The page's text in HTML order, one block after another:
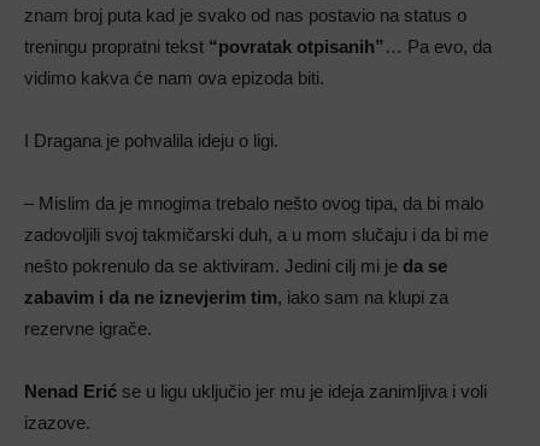
znam broj puta kad je svako od nas postavio na status o
treningu propratni tekst “povratak otpisanih”… Pa evo, da
vidimo kakva će nam ova epizoda biti.
I Dragana je pohvalila ideju o ligi.
– Mislim da je mnogima trebalo nešto ovog tipa, da bi malo
zadovoljili svoj takmičarski duh, a u mom slučaju i da bi me
nešto pokrenulo da se aktiviram. Jedini cilj mi je da se
zabavim i da ne iznevjerim tim, iako sam na klupi za
rezervne igrače.
Nenad Erić se u ligu uključio jer mu je ideja zanimljiva i voli
izazove.